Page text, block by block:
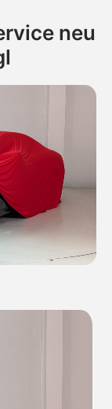
neu